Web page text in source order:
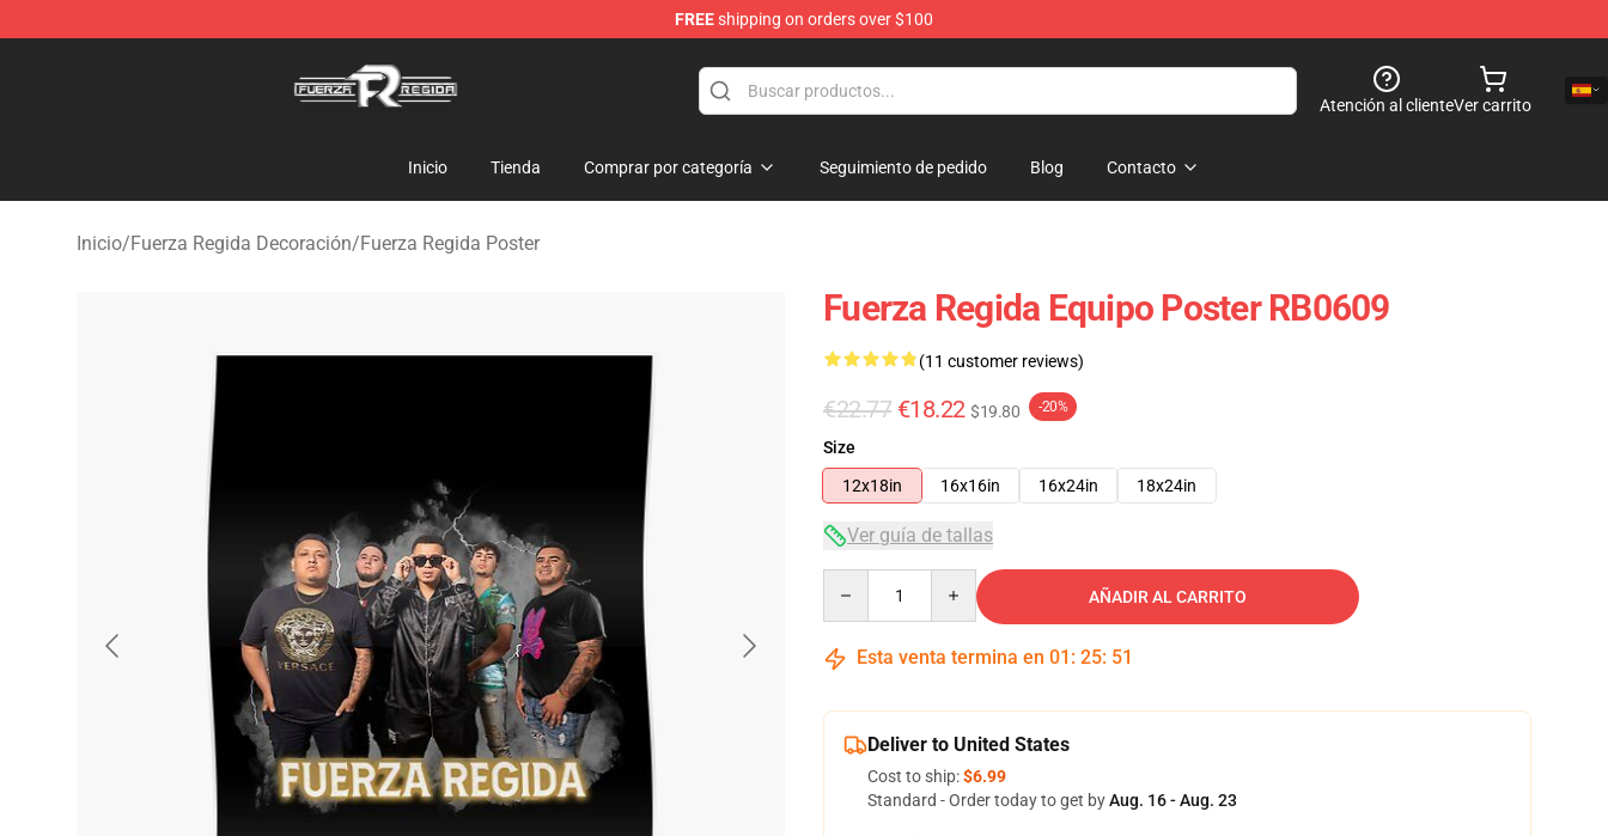
FREEshipping on orders over $100
Atención al clienteVer carrito
Inicio Tienda Comprar por categoría Seguimiento de pedido Blog Contacto
Inicio/Fuerza Regida Decoración/Fuerza Regida Poster
Fuerza Regida Equipo Poster RB0609
(11 customer reviews)
€22.77 €18.22 $19.80 -20%
Size
12x18in
16x16in 16x24in 18x24in
Ver guía de tallas
AÑADIR AL CARRITO
Esta venta termina en 01 : 25: 50
Deliver to United States
Cost to ship:$6.99
Standard - Order today to get byAug. 16 - Aug. 23